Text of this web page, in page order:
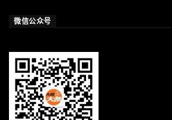
微信公众号